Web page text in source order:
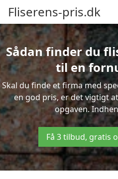
Fliserens-pris.dk
Sådan finder du
til en
Skal du finde et firma med
en god pris, er det vigtigt
opgaven.
Få 3 tilbud, gratis